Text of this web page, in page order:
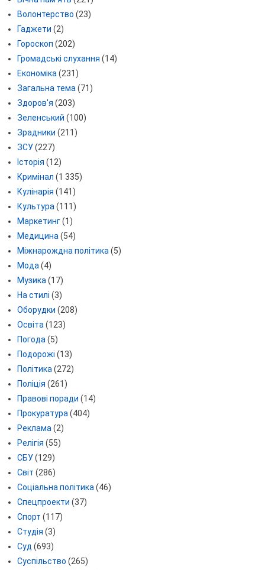
Волонтерство (23)
Гаджети (2)
Гороскоп (202)
Громадські слухання (14)
Економіка (231)
Загальна тема (71)
Здоров'я (203)
Зеленський (100)
Зрадники (211)
ЗСУ(227)
Історія (12)
Кримінал (1 335)
Кулінарія (141)
Культура (111)
Маркетинг(1)
Медицина (54)
Міжнарождна політика (5)
Мода (4)
Музика (17)
На стилі (3)
Оборудки (208)
Освіта (123)
Погода (5)
Подорожі (13)
Політика (272)
Поліція (261)
Правові поради (14)
Прокуратура (404)
Реклама (2)
Релігія (55)
СБУ(129)
Світ (286)
Соціальна політика (46)
Спецпроекти (37)
Спорт (117)
Студія (3)
Суд (693)
Суспільство (265)